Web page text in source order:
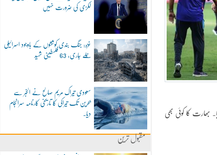
لکڑی کی ضرورت نہیں
غزہ: جنگ بندی کوششوں کے باوجود اسرائیلی
حملے جاری، 63 فلسطینی شہید
سعودی تیراک مریم صالح نے الخبر سے
بحرین تک تیراکی کا تاریخی کارنامہ سرانجام
دیا۔
مقبول ترین
کے نقصان پر 15 اوور میں ہی پورا کرلیا۔ بھارت کا کوئی بھی